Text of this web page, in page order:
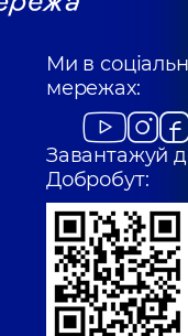
Ми в
мережах:
Завантажуй
Добробут: